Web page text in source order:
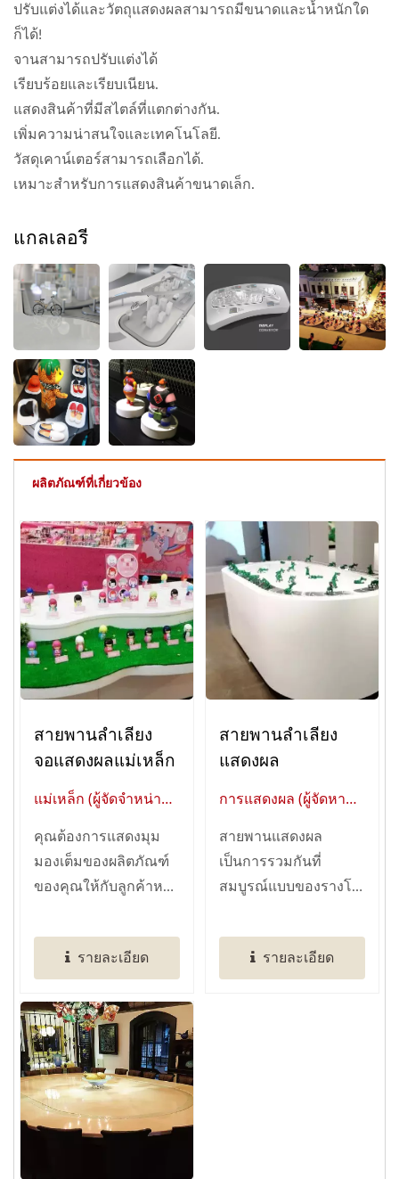
ปรับแต่งได้และวัตถุแสดงผลสามารถมีขนาดและน้ำหนักใด
ก็ได้!
จานสามารถปรับแต่งได้
เรียบร้อยและเรียบเนียน.
แสดงสินค้าที่มีสไตล์ที่แตกต่างกัน.
เพิ่มความน่าสนใจและเทคโนโลยี.
วัสดุเคาน์เตอร์สามารถเลือกได้.
เหมาะสำหรับการแสดงสินค้าขนาดเล็ก.
แกลเลอรี
ผลิตภัณฑ์ที่เกี่ยวข้อง
สายพานลำเลียง
จอแสดงผลแม่เหล็ก
แม่เหล็ก (ผู้จัดจำหน่าย
ทำงานอัตโนมัติในร้าน
อาหารอัจฉริยะ)
คุณต้องการแสดงมุม
มองเต็มของผลิตภัณฑ์
ของคุณให้กับลูกค้าหรือ
รายละเอียด
สายพานลำเลียง
แสดงผล
การแสดงผล (ผู้จัดหา
การทำงานอัตโนมัติ
ของร้านอาหาร
อัจฉริยะ)
สายพานแสดงผล
เป็นการรวมกันที่
สมบูรณ์แบบของรางโซ่
สายพานแสดงผล...
รายละเอียด